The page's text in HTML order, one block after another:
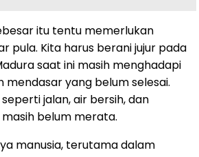
itu tentu memerlukan
pula. Kita harus berani jujur pada
saat ini masih menghadapi
yang belum selesai.
jalan, air bersih, dan
belum merata.
manusia, terutama dalam